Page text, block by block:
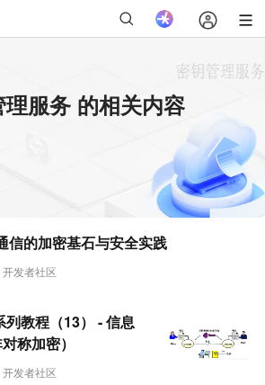
服务 的相关内容
发者社区
信的加密基石与安全实践
发者社区
教程（13） - 信息
称加密）